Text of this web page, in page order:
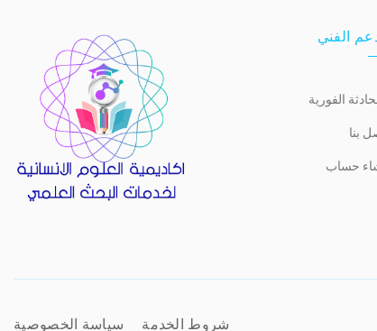
الفني
الفورية
بنا
حساب
شروط الخدمة سياسة الخصوصية